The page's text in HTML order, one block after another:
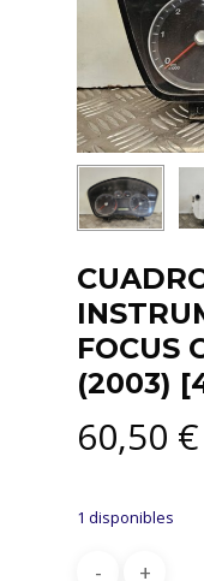
FOCUS
(2003)
60,50 €
1 disponibles